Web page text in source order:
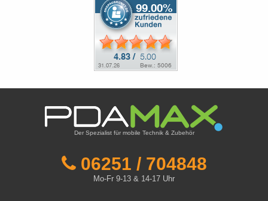
Der Spezialist für mobile Technik & Zubehör
06251 / 704848
Mo-Fr 9-13 & 14-17 Uhr